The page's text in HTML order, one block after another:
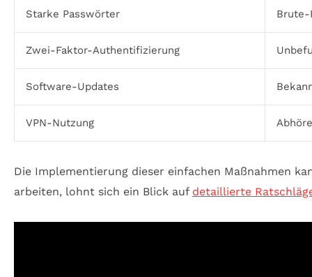
Starke Passwörter Brute-
Zwei-Faktor-Authentifizierung
Software-Updates
VPN-Nutzung
Die Implementierung dieser einfachen Maßnahmen
arbeiten, lohnt sich ein Blick auf detaillierte